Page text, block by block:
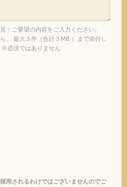
・ご要望の内容をご入力ください。
、 最大３件（合計３MB ）まで添付し
※必須ではありません
用されるわけではございませんのでご